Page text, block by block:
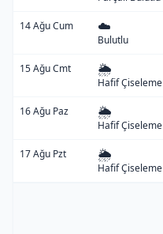
14 Ağu Cum ☁️
Bulutlu
15 Ağu Cmt 🌦️
Hafif Çiseleme
16 Ağu Paz 🌦️
Hafif Çiseleme
17 Ağu Pzt 🌦️
Hafif Çiseleme